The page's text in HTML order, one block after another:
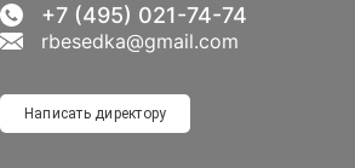
Написать директору
+7 (495) 021-74-74
rbesedka@gmail.com